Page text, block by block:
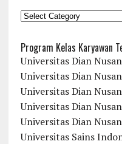
KATEGORI
Program Kelas Karyawan
Universitas Dian
Universitas Dian
Universitas Dian
Universitas Dian
Universitas Dian
Universitas Sains